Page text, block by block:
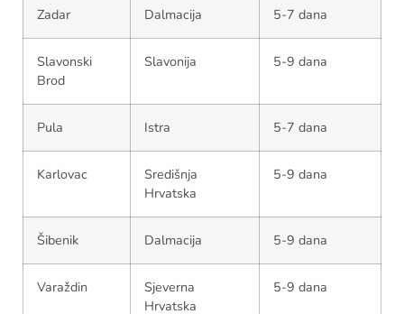
Zadar Dalmacija 5-7 dana
Slavonski
Brod
Slavonija 5-9 dana
Pula Istra 5-7 dana
Karlovac
Središnja
Hrvatska
5-9 dana
Šibenik Dalmacija 5-9 dana
Varaždin
Sjeverna
Hrvatska
5-9 dana